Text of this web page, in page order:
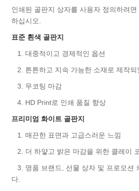
인쇄된 골판지 상자를 사용자 정의하려
하십시오.
표준 흰색 골판지
1. 대중적이고 경제적인 옵션
2. 튼튼하고 지속 가능한 소재로 제작되
3. 무코팅 마감
4. HD Print로 인쇄 품질 향상
프리미엄 화이트 골판지
1. 매끈한 표면과 고급스러운 느낌
2. 더 하얗고 밝은 마감을 위한 클레이
3. 명품 브랜드, 선물 상자 및 프로모션
다.